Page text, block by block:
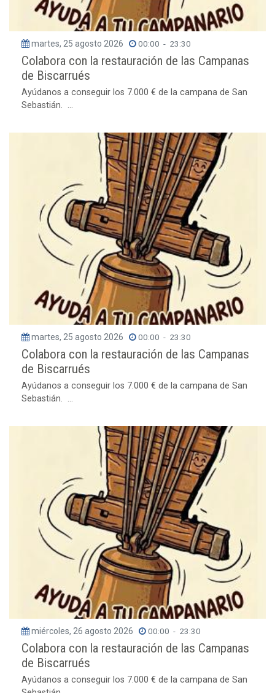
martes, 25 agosto 2026 00:00 - 23:30
Colabora con la restauración de las Campanas
de Biscarrués
Ayúdanos a conseguir los 7.000 € de la campana de San
Sebastián. ...
martes, 25 agosto 2026 00:00 - 23:30
Colabora con la restauración de las Campanas
de Biscarrués
Ayúdanos a conseguir los 7.000 € de la campana de San
Sebastián. ...
miércoles, 26 agosto 2026 00:00 - 23:30
Colabora con la restauración de las Campanas
de Biscarrués
Ayúdanos a conseguir los 7.000 € de la campana de San